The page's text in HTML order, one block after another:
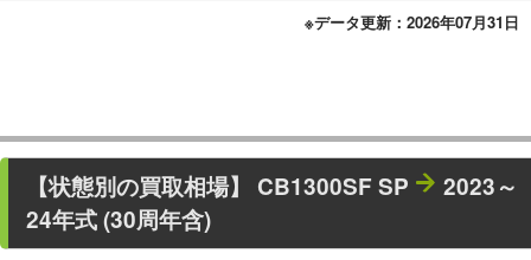
※データ更新：2026年07月31日
【状態別の買取相場】 CB1300SF SP
2023～
24年式 (30周年含)